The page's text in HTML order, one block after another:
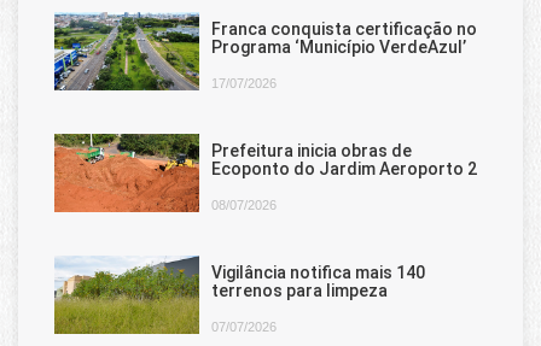
Franca conquista certificação no
Programa ‘Município VerdeAzul’
17/07/2026
Prefeitura inicia obras de
Ecoponto do Jardim Aeroporto 2
08/07/2026
Vigilância notifica mais 140
terrenos para limpeza
07/07/2026